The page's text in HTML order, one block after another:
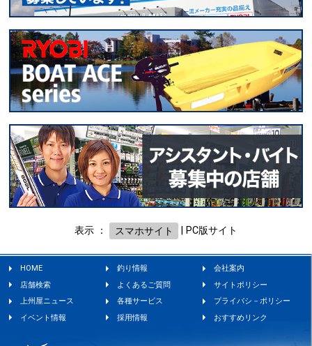
表示 ： スマホサイト PC版サイト
HOME 釣り情報
会社案内
店舗検索
よくあるご質問
サイトポリシー
上州屋ニュース
各種サービス
プライバシ－ポリシー
イベント情報
採用情報 おすすめリンク